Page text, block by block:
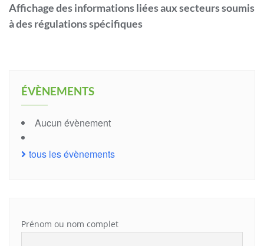
Affichage des informations liées aux secteurs soumis
à des régulations spécifiques
ÉVÈNEMENTS
Aucun évènement
tous les évènements
Prénom ou nom complet